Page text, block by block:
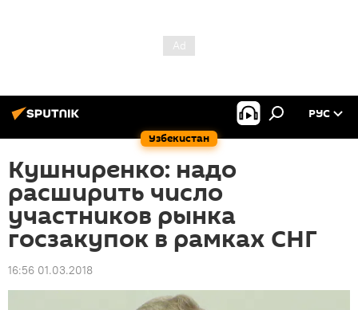
Узбекистан
РУС
Кушниренко: надо
расширить число
участников рынка
госзакупок в рамках СНГ
16:56 01.03.2018